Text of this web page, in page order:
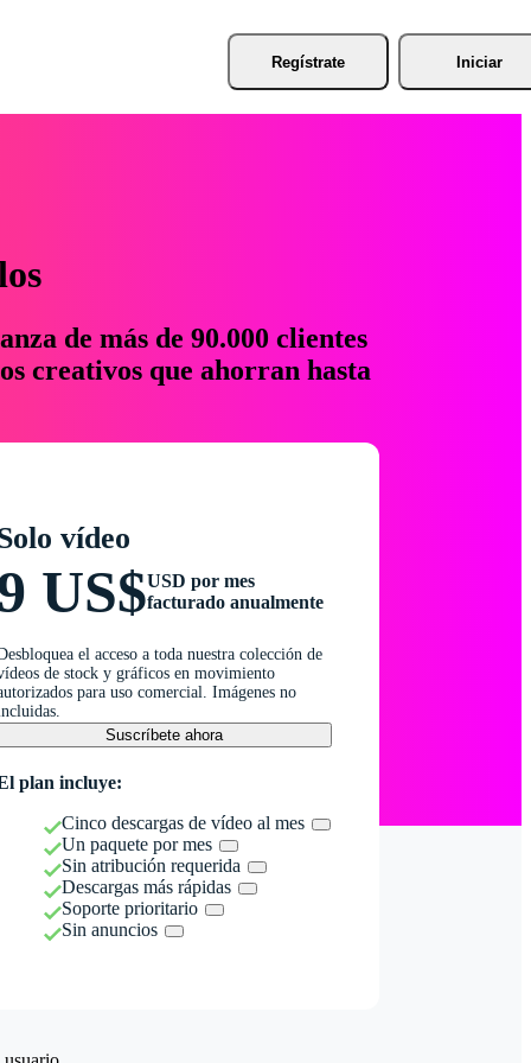
Regístrate Iniciar
de más de 90.000 clientes
creativos que ahorran hasta
vídeo
US$USD por mes
facturado anualmente
el acceso a toda nuestra colección de
de stock y gráficos en movimiento
para uso comercial. Imágenes no
Suscríbete ahora
plan incluye:
Cinco descargas de vídeo al mes
Un paquete por mes
Sin atribución requerida
Descargas más rápidas
Soporte prioritario
Sin anuncios